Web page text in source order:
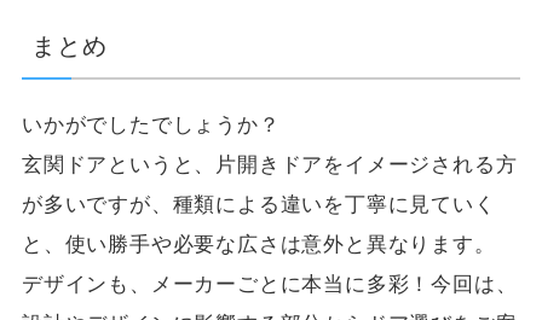
まとめ
いかがでしたでしょうか？
玄関ドアというと、片開きドアをイメージされる方
が多いですが、種類による違いを丁寧に見ていく
と、使い勝手や必要な広さは意外と異なります。
デザインも、メーカーごとに本当に多彩！今回は、